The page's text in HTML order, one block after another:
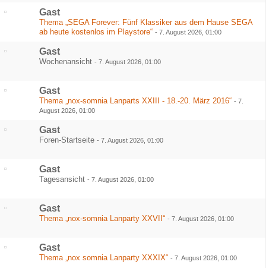
Gast
Thema „SEGA Forever: Fünf Klassiker aus dem Hause SEGA
ab heute kostenlos im Playstore“ - 7. August 2026, 01:00
Gast
Wochenansicht - 7. August 2026, 01:00
Gast
Thema „nox-somnia Lanparts XXIII - 18.-20. März 2016“ - 7.
August 2026, 01:00
Gast
Foren-Startseite - 7. August 2026, 01:00
Gast
Tagesansicht - 7. August 2026, 01:00
Gast
Thema „nox-somnia Lanparty XXVII“ - 7. August 2026, 01:00
Gast
Thema „nox somnia Lanparty XXXIX“ - 7. August 2026, 01:00